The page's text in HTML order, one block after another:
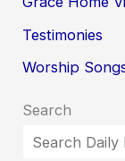
Testimonies
Worship
Search